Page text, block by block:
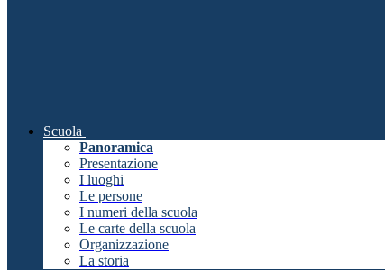
Scuola
Panoramica
Presentazione
I luoghi
Le persone
I numeri della scuola
Le carte della scuola
Organizzazione
La storia